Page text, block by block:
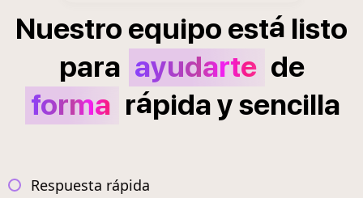
Nuestro equipo está listo
para ayudarte de
forma rápidaysencilla
Respuesta rápida